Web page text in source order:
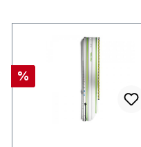
Rabatt
%